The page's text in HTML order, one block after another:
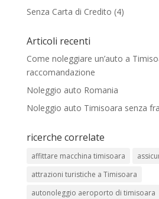
Senza Carta di Credito (4)
Articoli recenti
Come noleggiare un’auto a
raccomandazione
Noleggio auto Romania
Noleggio auto Timisoara senza
ricerche correlate
affittare macchina timisoara
attrazioni turistiche a Timisoara
autonoleggio aeroporto di timisoara